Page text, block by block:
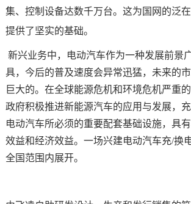
集、控制设备达数千万台。这为国网的泛
提供了坚实的基础。
新兴业务中，电动汽车作为一种发展前景
具，今后的普及速度会异常迅猛，未来的
巨大的。在全球能源危机和环境危机严重
政府积极推进新能源汽车的应用与发展，
电动汽车所必须的重要配套基础设施，具
效益和经济效益。一场兴建电动汽车充/换
全国范围内展开。